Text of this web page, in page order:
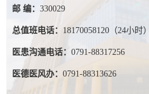
邮 编： 330029
总值班电话： 18170058120（24小时）
医患沟通电话： 0791-88317256
医德医风办： 0791-88313626